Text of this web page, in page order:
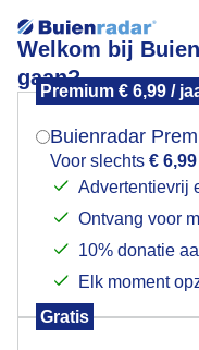
Welkom bij
gaan?
Premium € 6,99 /
Buienradar
Voor slechts €
Advertentievrij
Ontvang voor
10% donatie
Elk moment
Gratis
Regenbui
Mogen we je
Indien je hier nog
verschijnt er zo
Is